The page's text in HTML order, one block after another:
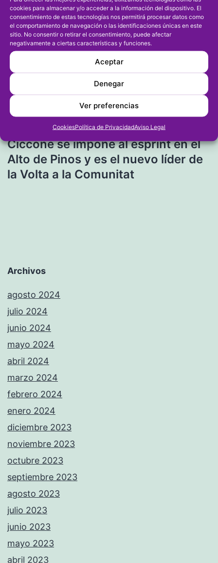
cookies para almacenar y/o acceder a la información del dispositivo. El
consentimiento de estas tecnologías nos permitirá procesar datos como
el comportamiento de navegación o las identificaciones únicas en este
sitio. No consentir o retirar el consentimiento, puede afectar
negativamente a ciertas características y funciones.
Aceptar
Denegar
Ver preferencias
CookiesPolítica de PrivacidadAviso Legal
Navegación
de
entradas
Entrada anterior
Notables resultados del Baleària
Diànium en el autonómico absoluto
y provincial Sub 16
Entrada siguiente
Ciccone se impone al esprint en el
Alto de Pinos y es el nuevo líder de
la Volta a la Comunitat
Archivos
agosto 2024
julio 2024
junio 2024
mayo 2024
abril 2024
marzo 2024
febrero 2024
enero 2024
diciembre 2023
noviembre 2023
octubre 2023
septiembre 2023
agosto 2023
julio 2023
junio 2023
mayo 2023
abril 2023